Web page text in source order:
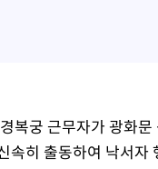
복궁 근무자가 광화
속히 출동하여 낙서